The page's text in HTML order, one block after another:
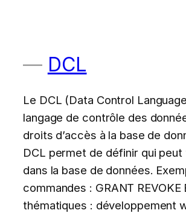
DCL
Le DCL (Data Control
langage de contrôle des
droits d’accès à la base de
DCL permet de définir qui peut
dans la base de données.
commandes : GRANT REVOKE
thématiques : développement